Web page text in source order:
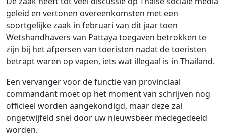
geleid en vertonen overeenkomsten met een
soortgelijke zaak in februari van dit jaar toen
Wetshandhavers van Pattaya toegaven betrokken te
zijn bij het afpersen van toeristen nadat de toeristen
betrapt waren op vapen, iets wat illegaal is in Thailand.
Een vervanger voor de functie van provinciaal
commandant moet op het moment van schrijven nog
officieel worden aangekondigd, maar deze zal
ongetwijfeld snel door uw nieuwsbeer medegedeeld
worden.